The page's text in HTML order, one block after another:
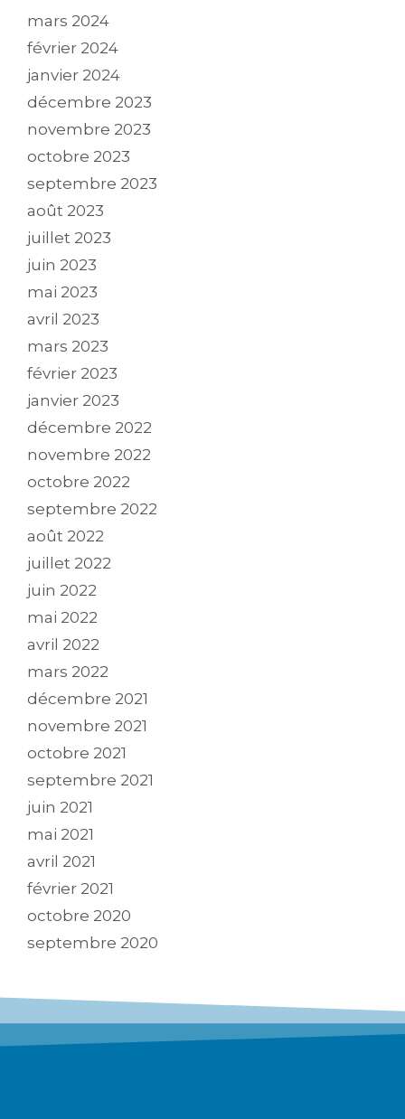
mars 2024
février 2024
janvier 2024
décembre 2023
novembre 2023
octobre 2023
septembre 2023
août 2023
juillet 2023
juin 2023
mai 2023
avril 2023
mars 2023
février 2023
janvier 2023
décembre 2022
novembre 2022
octobre 2022
septembre 2022
août 2022
juillet 2022
juin 2022
mai 2022
avril 2022
mars 2022
décembre 2021
novembre 2021
octobre 2021
septembre 2021
juin 2021
mai 2021
avril 2021
février 2021
octobre 2020
septembre 2020